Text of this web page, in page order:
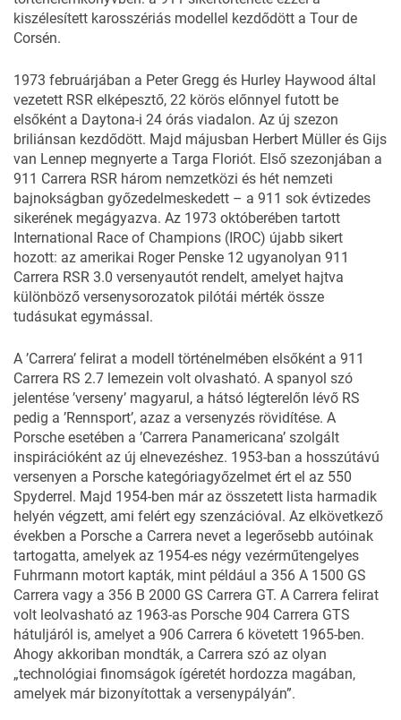
kiszélesített karosszériás modellel kezdődött a Tour de
Corsén.
1973 februárjában a Peter Gregg és Hurley Haywood által
vezetett RSR elképesztő, 22 körös előnnyel futott be
elsőként a Daytona-i 24 órás viadalon. Az új szezon
briliánsan kezdődött. Majd májusban Herbert Müller és Gijs
van Lennep megnyerte a Targa Floriót. Első szezonjában a
911 Carrera RSR három nemzetközi és hét nemzeti
bajnokságban győzedelmeskedett – a 911 sok évtizedes
sikerének megágyazva. Az 1973 októberében tartott
International Race of Champions (IROC) újabb sikert
hozott: az amerikai Roger Penske 12 ugyanolyan 911
Carrera RSR 3.0 versenyautót rendelt, amelyet hajtva
különböző versenysorozatok pilótái mérték össze
tudásukat egymással.
A ’Carrera’ felirat a modell történelmében elsőként a 911
Carrera RS 2.7 lemezein volt olvasható. A spanyol szó
jelentése ’verseny’ magyarul, a hátsó légterelőn lévő RS
pedig a ’Rennsport’, azaz a versenyzés rövidítése. A
Porsche esetében a ’Carrera Panamericana’ szolgált
inspirációként az új elnevezéshez. 1953-ban a hosszútávú
versenyen a Porsche kategóriagyőzelmet ért el az 550
Spyderrel. Majd 1954-ben már az összetett lista harmadik
helyén végzett, ami felért egy szenzációval. Az elkövetkező
években a Porsche a Carrera nevet a legerősebb autóinak
tartogatta, amelyek az 1954-es négy vezérműtengelyes
Fuhrmann motort kapták, mint például a 356 A 1500 GS
Carrera vagy a 356 B 2000 GS Carrera GT. A Carrera felirat
volt leolvasható az 1963-as Porsche 904 Carrera GTS
hátuljáról is, amelyet a 906 Carrera 6 követett 1965-ben.
Ahogy akkoriban mondták, a Carrera szó az olyan
„technológiai finomságok ígéretét hordozza magában,
amelyek már bizonyítottak a versenypályán”.